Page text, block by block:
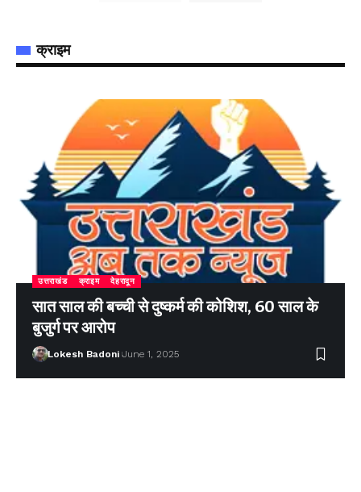
क्राइम
उत्तराखंड क्राइम देहरादून
सात साल की बच्ची से दुष्कर्म की कोशिश, 60 साल के
बुजुर्ग पर आरोप
Lokesh Badoni June 1, 2025